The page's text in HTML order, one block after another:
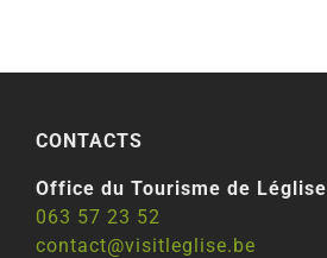
CONTACTS
Office du Tourisme de Léglise
063 57 23 52
contact@visitleglise.be